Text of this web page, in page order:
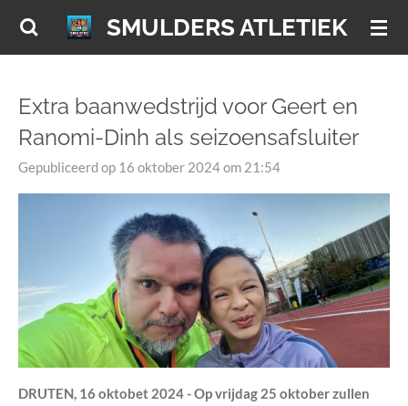
Ga
hoofdinhoud
SMULDERS ATLETIEK
Extra baanwedstrijd voor Geert en
Ranomi-Dinh als seizoensafsluiter
Gepubliceerd op 16 oktober 2024 om 21:54
DRUTEN, 16 oktobet 2024 - Op vrijdag 25 oktober zullen